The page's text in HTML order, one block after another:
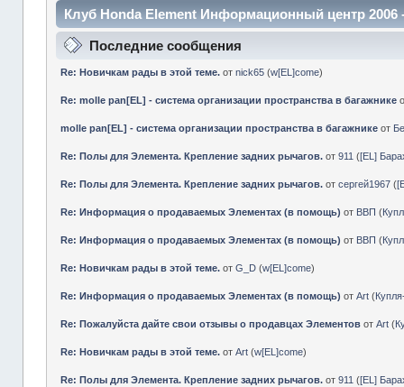
Клуб Honda Element Информационный центр
Последние сообщения
Re: Новичкам рады в этой теме. отnick65 (w[EL]come)
Re: molle pan[EL] - система организации пространства в багажнике
molle pan[EL] - система организации пространства в багажнике от
Re: Полы для Элемента. Крепление задних рычагов. от911 ([EL]
Re: Полы для Элемента. Крепление задних рычагов. отсергей1967 (
Re: Информация о продаваемых Элементах (в помощь) от ВВП (
Re: Информация о продаваемых Элементах (в помощь) от ВВП (
Re: Новичкам рады в этой теме. отG_D (w[EL]come)
Re: Информация о продаваемых Элементах (в помощь) отArt (
Re: Пожалуйста дайте свои отзывы о продавцах Элементов отArt (
Re: Новичкам рады в этой теме. отArt (w[EL]come)
Re: Полы для Элемента. Крепление задних рычагов. от911 ([EL]